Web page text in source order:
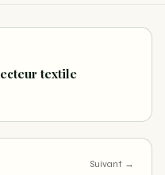
textile
Suivant →